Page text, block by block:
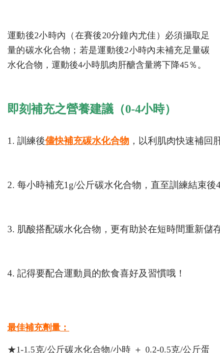
運動後2小時內（在賽後20分鐘內尤佳）必須攝取足
量的碳水化合物；若是運動後2小時內未補充足量碳
水化合物，運動後4小時肌肉肝醣含量將下降45％。
即刻補充之營養建議（0-4小時）
1. 訓練後儘快補充碳水化合物 ，以利肌肉快速補回
2. 每小時補充1g/公斤碳水化合物，直至訓練結束後
3. 肌酸搭配碳水化合物，更有助於在短時間重新儲
4. 記得要配合運動員的飲食喜好及習慣哦！
最佳補充劑量：
★1-1.5克/公斤碳水化合物/小時 ＋ 0.2-0.5克/公斤蛋